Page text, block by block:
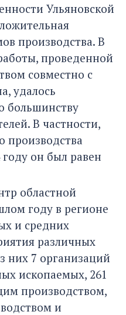
Ульяновской
производства. В
проведенной
совместно с
удалось
большинству
В частности,
году он был равен
областной
году в регионе
и средних
различных
них 7 организаций
ископаемых, 261
производством,
и